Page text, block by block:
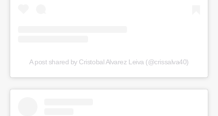
A post shared by Cristobal Alvarez Leiva (@crissalva40)